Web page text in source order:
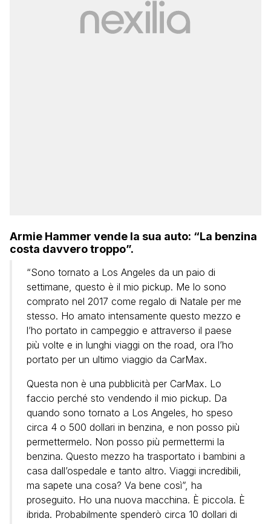
Armie Hammer vende la sua auto: “La benzina
costa davvero troppo”.
“Sono tornato a Los Angeles da un paio di
settimane, questo è il mio pickup. Me lo sono
comprato nel 2017 come regalo di Natale per me
stesso. Ho amato intensamente questo mezzo e
l’ho portato in campeggio e attraverso il paese
più volte e in lunghi viaggi on the road, ora l’ho
portato per un ultimo viaggio da CarMax.
Questa non è una pubblicità per CarMax. Lo
faccio perché sto vendendo il mio pickup. Da
quando sono tornato a Los Angeles, ho speso
circa 4 o 500 dollari in benzina, e non posso più
permettermelo. Non posso più permettermi la
benzina. Questo mezzo ha trasportato i bambini a
casa dall’ospedale e tanto altro. Viaggi incredibili,
ma sapete una cosa? Va bene così”, ha
proseguito. Ho una nuova macchina. È piccola. È
ibrida. Probabilmente spenderò circa 10 dollari di